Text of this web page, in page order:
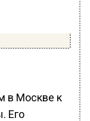
в Москве к
Его